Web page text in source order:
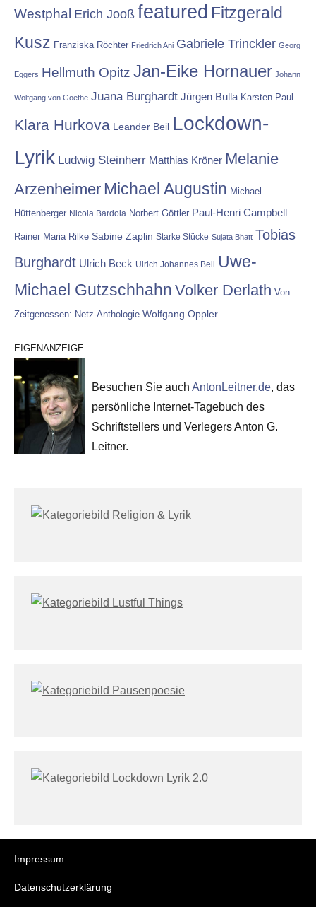
Westphal Erich Jooß featured Fitzgerald
Kusz Franziska Röchter Friedrich Ani Gabriele Trinckler Georg
Eggers Hellmuth Opitz Jan-Eike Hornauer Johann
Wolfgang von Goethe Juana Burghardt Jürgen Bulla Karsten Paul
Klara Hurkova Leander Beil Lockdown-
Lyrik Ludwig Steinherr Matthias Kröner Melanie
Arzenheimer Michael Augustin Michael
Hüttenberger Nicola Bardola Norbert Göttler Paul-Henri Campbell
Rainer Maria Rilke Sabine Zaplin Starke Stücke Sujata Bhatt Tobias
Burghardt Ulrich Beck Ulrich Johannes Beil Uwe-
Michael Gutzschhahn Volker Derlath Von
Zeitgenossen: Netz-Anthologie Wolfgang Oppler
EIGENANZEIGE
Besuchen Sie auch AntonLeitner.de, das
persönliche Internet-Tagebuch des
Schriftstellers und Verlegers Anton G.
Leitner.
Impressum
Datenschutzerklärung